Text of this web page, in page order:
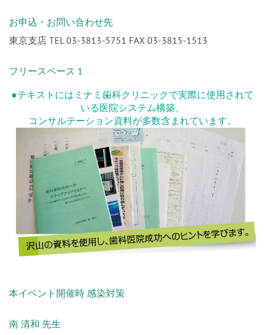
お申込・お問い合わせ先
東京支店 TEL 03-3813-5751 FAX 03-3815-1513
フリースペース 1
●テキストにはミナミ歯科クリニックで実際に使用されて
いる医院システム構築、
コンサルテーション資料が多数含まれています。
本イベント開催時 感染対策
南 清和 先生